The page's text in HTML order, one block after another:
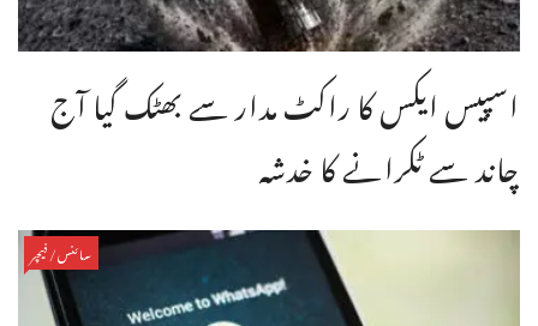
اسپیس ایکس کا راکٹ مدار سے بھٹک گیا آج
چاند سے ٹکرانے کا خدشہ
سائنس/فیچر